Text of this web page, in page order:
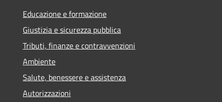
Educazione e formazione
Giustizia e sicurezza pubblica
Tributi, finanze e contravvenzioni
Ambiente
Salute, benessere e assistenza
Autorizzazioni